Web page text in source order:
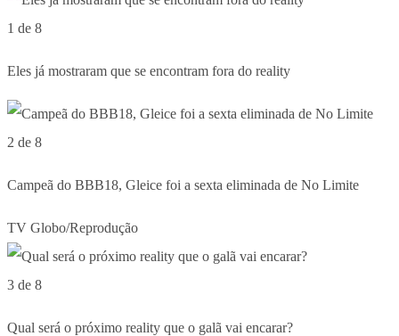
1 de 8
Eles já mostraram que se encontram fora do reality
2 de 8
Campeã do BBB18, Gleice foi a sexta eliminada de No Limite
TV Globo/Reprodução
3 de 8
Qual será o próximo reality que o galã vai encarar?